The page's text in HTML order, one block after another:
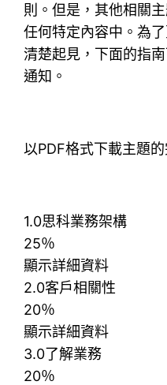
則。但是，其他相關
任何特定內容中。為
清楚起見，下面的指
通知。
以PDF格式下載主題
1.0思科業務架構
25％
顯示詳細資料
2.0客戶相關性
20％
顯示詳細資料
3.0了解業務
20％